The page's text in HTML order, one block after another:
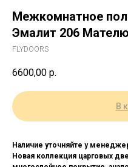
Межкомнатное
Эмалит 206
FLYDOORS
6600,00 р.
В
Наличие уточняйте у
Новая коллекция царговых